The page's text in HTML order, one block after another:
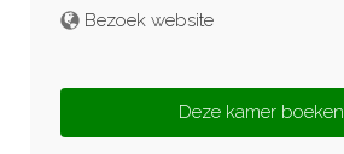
Bezoek website
Deze kamer boeken